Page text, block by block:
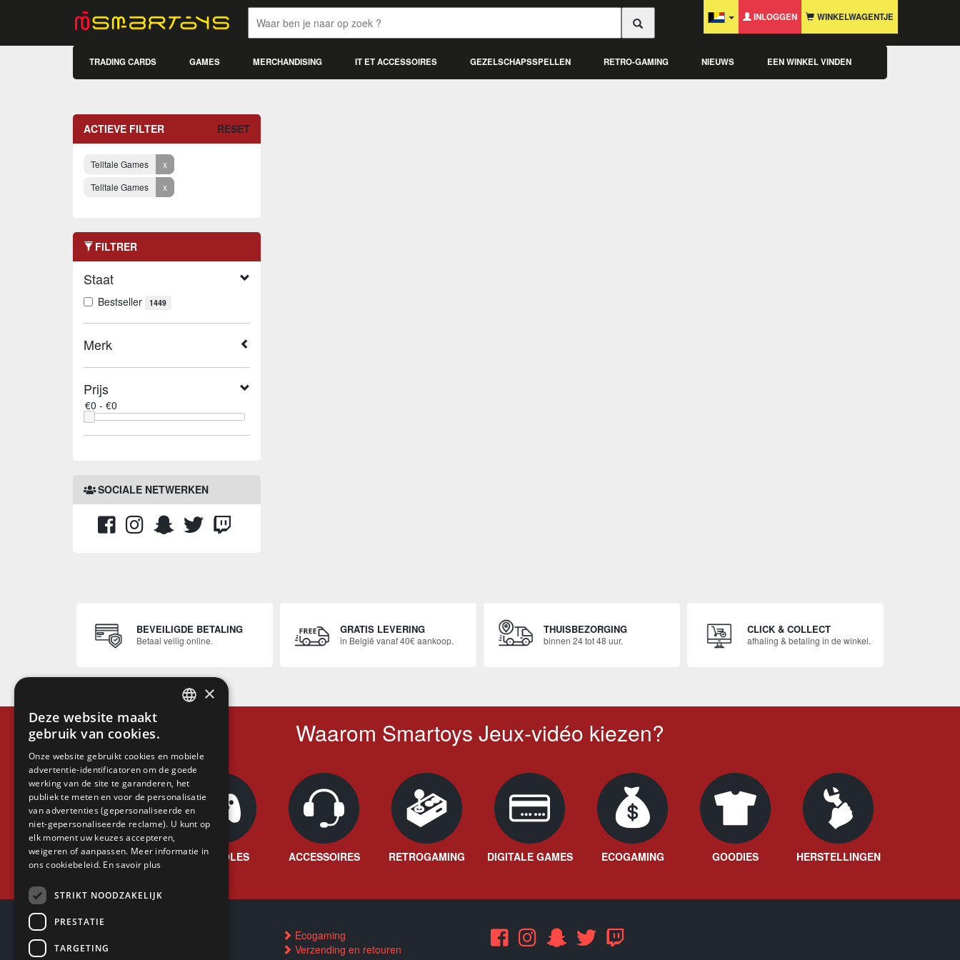
INLOGGEN WINKELWAGENTJE
TRADING CARDS GAMES MERCHANDISING IT ET ACCESSOIRES GEZELSCHAPSSPELLEN RETRO-GAMING NIEUWS EEN WINKEL VINDEN
ACTIEVE FILTER RESET
Telltale Games
x
Telltale Games
x
FILTRER
Staat
Bestseller 1449
Merk
Prijs
SOCIALE NETWERKEN
BEVEILIGDE BETALING
Betaal veilig online.
GRATIS LEVERING
in België vanaf 40€ aankoop.
THUISBEZORGING
binnen 24 tot 48 uur.
CLICK & COLLECT
afhaling & betaling in de winkel.
Waarom Smartoys Jeux-vidéo kiezen?
GAMES CONSOLES ACCESSOIRES RETROGAMING DIGITALE GAMES ECOGAMING GOODIES HERSTELLINGEN
FAQ
Ecogaming
Verzending en retouren
DUTCH
ENGLISH
×
Deze website maakt
gebruik van cookies.
Onze website gebruikt cookies en mobiele
advertentie-identificatoren om de goede
werking van de site te garanderen, het
publiek te meten en voor de personalisatie
van advertenties (gepersonaliseerde en
niet-gepersonaliseerde reclame). U kunt op
elk moment uw keuzes accepteren,
weigeren of aanpassen. Meer informatie in
ons cookiebeleid. En savoir plus
STRIKT NOODZAKELIJK
PRESTATIE
TARGETING